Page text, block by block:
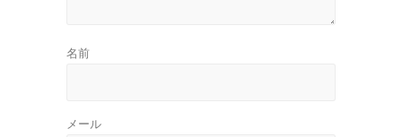
名前
メール